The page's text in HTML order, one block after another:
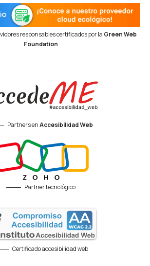
responsables certificados por la Green Web
Foundation
Partners enAccesibilidad Web
Partner tecnológico
Certificado accesibilidad web